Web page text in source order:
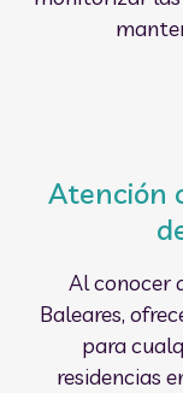
Atención
Al conocer
Baleares,
para
residencias